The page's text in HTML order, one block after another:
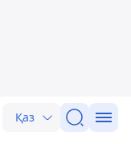
Қаз